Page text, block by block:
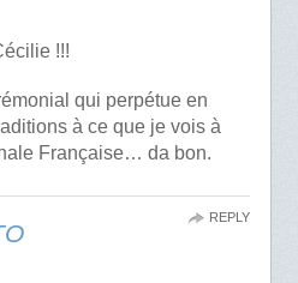
!!!
qui perpétue en
à ce que je vois à
Française… da bon.
REPLY